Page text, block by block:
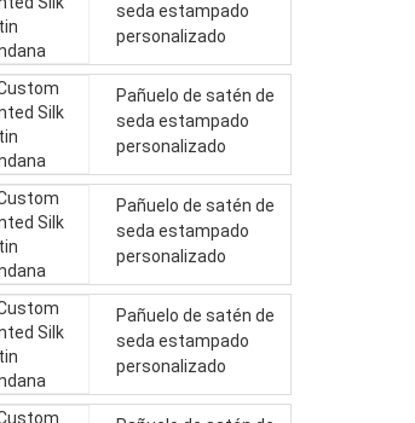
seda estampado
personalizado
Pañuelo de satén de
seda estampado
personalizado
Pañuelo de satén de
seda estampado
personalizado
Pañuelo de satén de
seda estampado
personalizado